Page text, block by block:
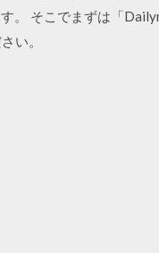
。 そこでまずは「
い。